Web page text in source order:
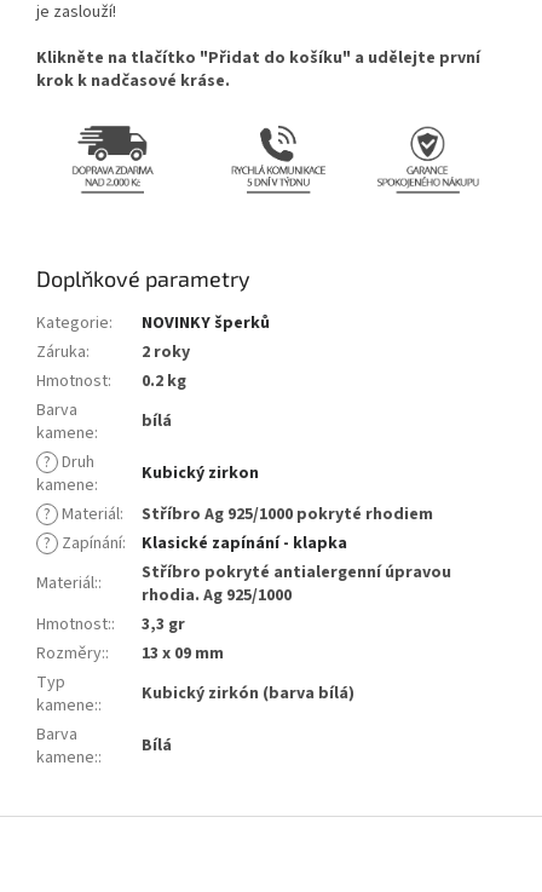
je zaslouží!
Klikněte na tlačítko "Přidat do košíku" a udělejte první
krok k nadčasové kráse.
Doplňkové parametry
Kategorie:
NOVINKY šperků
Záruka:
2 roky
Hmotnost:
0.2 kg
Barva
kamene:
bílá
? Druh
kamene:
Kubický zirkon
? Materiál:
Stříbro Ag 925/1000 pokryté rhodiem
? Zapínání:
Klasické zapínání - klapka
Materiál::
Stříbro pokryté antialergenní úpravou
rhodia. Ag 925/1000
Hmotnost::
3,3 gr
Rozměry::
13 x 09 mm
Typ
kamene::
Kubický zirkón (barva bílá)
Barva
kamene:: Bílá